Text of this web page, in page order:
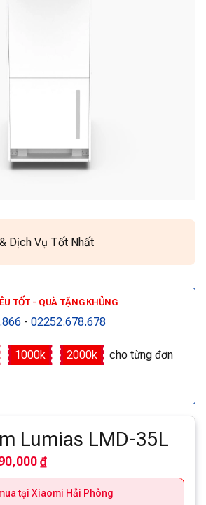
Dịch Vụ Tốt Nhất
TỐT - QUÀ TẶNG KHỦNG
- 02252.678.678
1000k 2000k
cho từng đơn
Lumias LMD-35L
₫
tại Xiaomi Hải Phòng